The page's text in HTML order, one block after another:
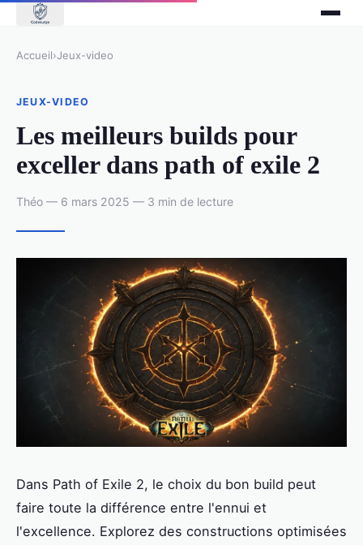
Accueil›Jeux-video
JEUX-VIDEO
Les meilleurs builds pour
exceller dans path of exile 2
Théo — 6 mars 2025 — 3 min de lecture
Dans Path of Exile 2, le choix du bon build peut
faire toute la différence entre l'ennui et
l'excellence. Explorez des constructions optimisées